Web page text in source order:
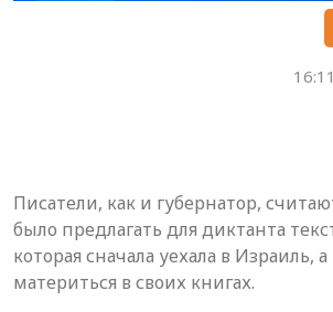
Писатели, как и губернатор,
было предлагать для диктанта
которая сначала уехала в Израиль,
материться в своих книгах.